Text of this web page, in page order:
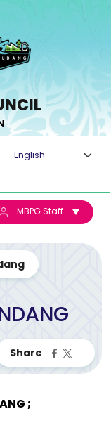
Select your
MBPG Staff
;